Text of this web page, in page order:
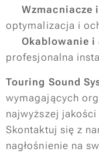
🔊Wzmacniacze
optymalizacja i
Okablowanie
profesjonalna
Touring Sound
wymagających
najwyższej
Skontaktuj się z
nagłośnienie na